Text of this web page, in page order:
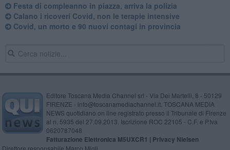
Festa di compleanno in piazza, arriva la polizia
Calano i ricoveri Covid, non le terapie intensive
Covid, un morto e 90 nuovi contagi in provincia
Editore Toscana Media Channel srl - Via Dei Martelli, 8 - 50129
FIRENZE - info@toscanamediachannel.it. TOSCANA MEDIA
NEWS quotidiano on line registrato presso il Tribunale di Firenze
al n. 5935 del 27.09.2013. Iscrizione ROC 22105 - C.F. e P.Iva
0620787048
Fatturazione Elettronica M5UXCR1 | Privacy Nielsen
Direttore responsabile Marco Migli